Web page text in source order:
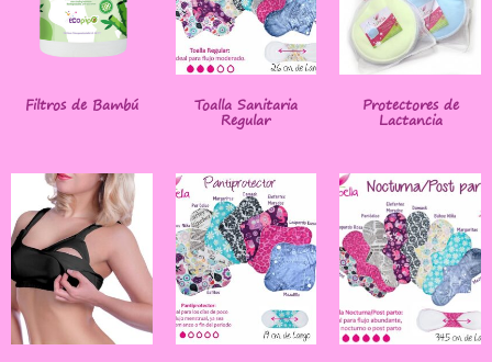
Filtros de Bambú Toalla Sanitaria
Regular
Protectores de
Lactancia